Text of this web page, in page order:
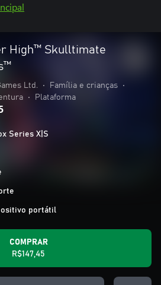
High™‎ Skulltimate
Ltd. • Família e crianças
•
• Plataforma
Series X|S
portátil
COMPRAR
R$147,45